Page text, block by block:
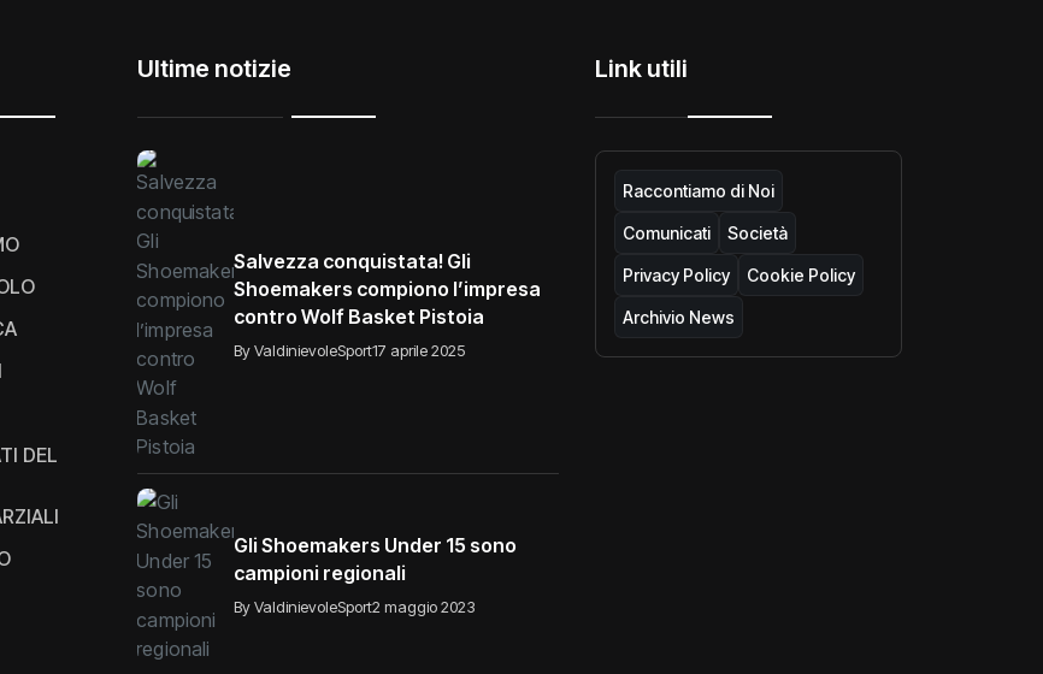
DEL
Ultime notizie
Salvezza conquistata! Gli
Shoemakers compiono l’impresa
contro Wolf Basket Pistoia
By ValdinievoleSport17 aprile 2025
Gli Shoemakers Under 15 sono
campioni regionali
By ValdinievoleSport2 maggio 2023
Link utili
Raccontiamo di Noi
Comunicati Società
Privacy Policy Cookie Policy
Archivio News